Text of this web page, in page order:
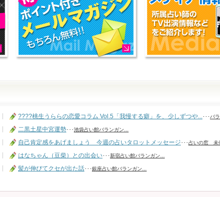
????桃生うららの恋愛コラム Vol.5「我慢する癖」を、少しずつや...･･･バ
二黒土星中宮運勢･･･池袋占い館バランガン...
自己肯定感をあげましょう 今週の占いタロットメッセージ･･･占いの窓 未
はなちゃん（豆柴）との出会い･･･新宿占い館バランガン...
髪が伸びてクセが出た話･･･銀座占い館バランガン...